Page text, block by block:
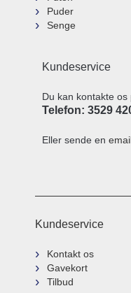
Puder
Senge
Kundeservice
Du kan kontakte os
Telefon: 3529
Eller sende en
Kundeservice
Kontakt os
Gavekort
Tilbud